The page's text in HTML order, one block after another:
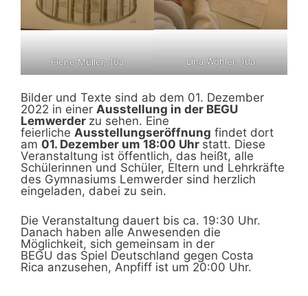
Fiene Müller, 10a Lina Wöhler, 10a
Bilder und Texte sind ab dem 01. Dezember
2022 in einer Ausstellung in der BEGU
Lemwerder zu sehen. Eine
feierliche Ausstellungseröffnung findet dort
am 01. Dezember um 18:00 Uhr statt. Diese
Veranstaltung ist öffentlich, das heißt, alle
Schülerinnen und Schüler, Eltern und Lehrkräfte
des Gymnasiums Lemwerder sind herzlich
eingeladen, dabei zu sein.
Die Veranstaltung dauert bis ca. 19:30 Uhr.
Danach haben alle Anwesenden die
Möglichkeit, sich gemeinsam in der
BEGU das Spiel Deutschland gegen Costa
Rica anzusehen, Anpfiff ist um 20:00 Uhr.